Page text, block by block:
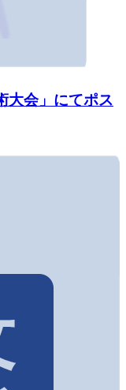
大会」にてポス